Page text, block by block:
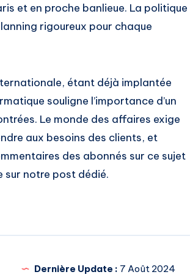
et en proche banlieue. La politique
rigoureux pour chaque
étant déjà implantée
souligne l’importance d’un
Le monde des affaires exige
aux besoins des clients, et
des abonnés sur ce sujet
sur notre post dédié.
Dernière Update : 7 Août 2024